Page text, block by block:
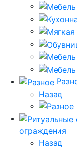
Назад
ограждения
Назад